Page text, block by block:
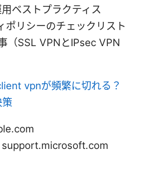
ベストプラクティス
ポリシーのチェックリスト
（SSL VPNとIPsec VPN
vpnが頻繁に切れる？